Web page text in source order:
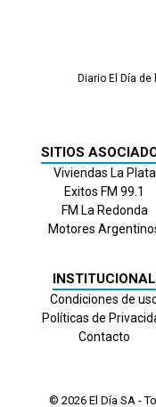
Diario El Día
SITIOS
Viviendas La Plata
Exitos FM 99.1
FM La Redonda
Motores
INSTITUCIONAL
Condiciones de
Políticas de
Contacto
© 2026 El Día SA -